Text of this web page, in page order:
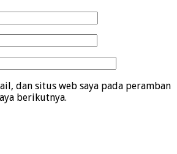
dan situs web saya pada peramban
berikutnya.